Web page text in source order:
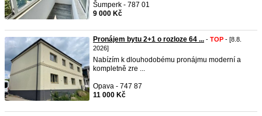
Šumperk - 787 01
9 000 Kč
Pronájem bytu 2+1 o rozloze 64 ... - TOP - [8.8.
2026]
Nabízím k dlouhodobému pronájmu moderní a
kompletně zre ...
Opava - 747 87
11 000 Kč